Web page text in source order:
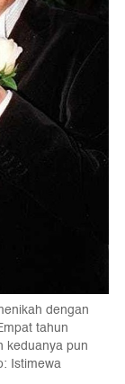
dengan
tahun
keduanya pun
Istimewa